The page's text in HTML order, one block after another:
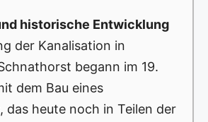
historische Entwicklung
der Kanalisation in
begann im 19.
dem Bau eines
das heute noch in Teilen der